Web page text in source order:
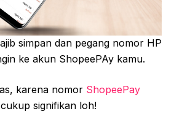
simpan dan pegang nomor HP
ke akun ShopeePAy kamu.
karena nomor ShopeePay
signifikan loh!